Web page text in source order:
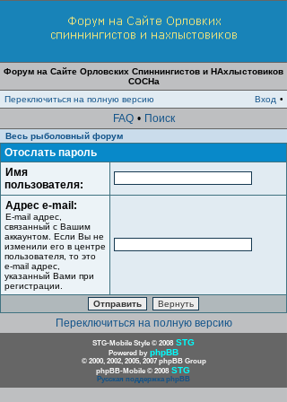
Форум на Сайте Орловских Спиннингистов и НАхлыстовиков
СОСНа
Переключиться на полную версию
Вход •
FAQ • Поиск
Весь рыболовный форум
Отослать пароль
Имя
пользователя:
Адрес e-mail:
E-mail адрес,
связанный с Вашим
аккаунтом. Если Вы не
изменили его в центре
пользователя, то это
e-mail адрес,
указанный Вами при
регистрации.
Переключиться на полную версию
STG-Mobile Style © 2008 STG
Powered by phpBB
© 2000, 2002, 2005, 2007 phpBB Group
phpBB-Mobile © 2008 STG
Русская поддержка phpBB